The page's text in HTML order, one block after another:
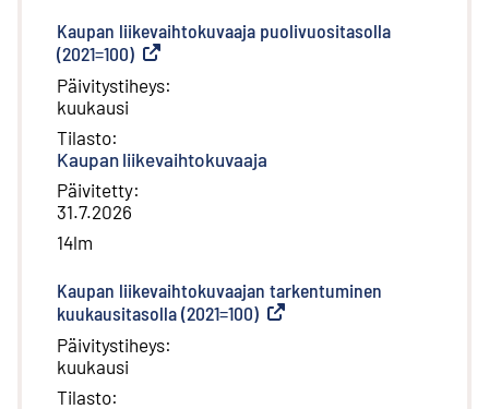
Kaupan liikevaihtokuvaaja puolivuositasolla
(2021=100) Ulkoinen linkki
Päivitystiheys:
kuukausi
Tilasto:
Kaupan liikevaihtokuvaaja
Päivitetty:
31.7.2026
14lm
Kaupan liikevaihtokuvaajan tarkentuminen
kuukausitasolla (2021=100) Ulkoinen linkki
Päivitystiheys:
kuukausi
Tilasto: